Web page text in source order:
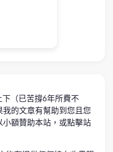
（已苦撐6年所費不
的文章有幫助到您且您
額贊助本站，或點擊站